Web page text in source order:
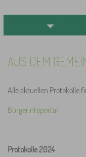
AUS DEM
Alle aktuellen Protokolle
Bürgerinfoportal
Protokolle 2024